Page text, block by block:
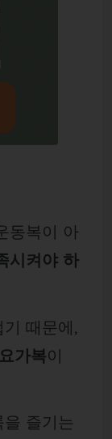
동복이 아
시켜야 하
때문에,
가복이
즐기는